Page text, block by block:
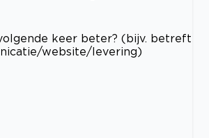
keer beter? (bijv. betreft
website/levering)